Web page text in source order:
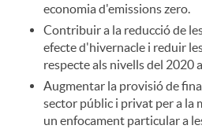
economia d'emissions zero.
Contribuir a la reducció de
efecte d'hivernacle i reduir
respecte als nivells del 2020
Augmentar la provisió de
sector públic i privat per a la
un enfocament particular a